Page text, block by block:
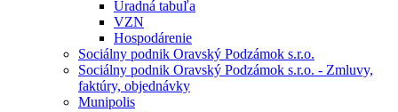
Úradná tabuľa
VZN
Hospodárenie
Sociálny podnik Oravský Podzámok s.r.o.
Sociálny podnik Oravský Podzámok s.r.o. - Zmluvy,
faktúry, objednávky
Munipolis